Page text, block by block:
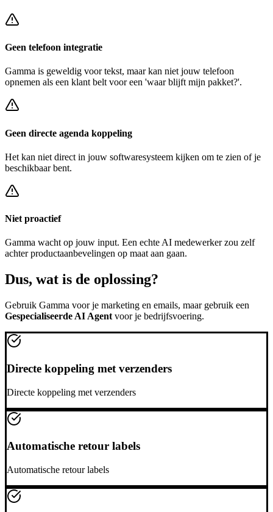
Geen telefoon integratie
Gamma is geweldig voor tekst, maar kan niet jouw telefoon
opnemen als een klant belt voor een 'waar blijft mijn pakket?'.
Geen directe agenda koppeling
Het kan niet direct in jouw softwaresysteem kijken om te zien of je
beschikbaar bent.
Niet proactief
Gamma wacht op jouw input. Een echte AI medewerker zou zelf
achterproductaanbevelingen op maataan gaan.
Dus, wat is de oplossing?
Gebruik Gamma voor je marketing en emails, maar gebruik een
Gespecialiseerde AI Agent voor je bedrijfsvoering.
Directe koppeling met verzenders
Directe koppeling met verzenders
Automatische retour labels
Automatische retour labels